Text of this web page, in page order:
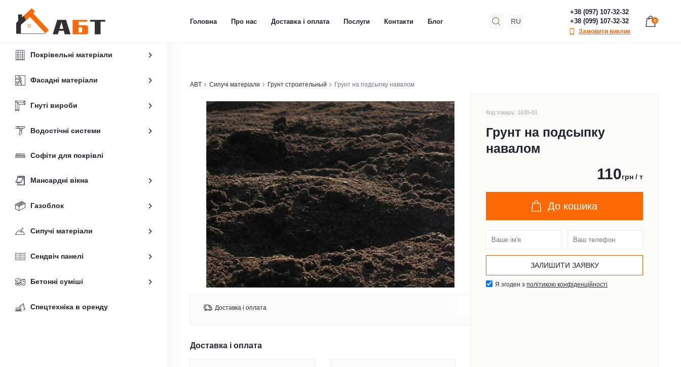
Головна Про нас Доставка і оплата Послуги Контакти Блог RU
+38 (097) 107-32-32
+38 (099) 107-32-32
Замовити виклик
0
Покрівельні матеріали
Фасадні матеріали
Гнуті вироби
Водостічні системи
Софіти для покрівлі
Мансардні вікна
Газоблок
Сипучі матеріали
Сендвіч панелі
Бетонні суміші
Спецтехніка в оренду
ABT Сипучі матеріали Грунт строительный Грунт на подсыпку навалом
Код товару: 1639-01
Грунт на подсыпку
навалом
110грн / т
До кошика
Я згоден зполітикою конфіденційності
Доставка і оплата
Доставка і оплата